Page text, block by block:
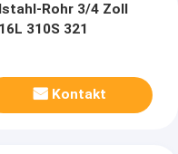
Rohr 3/4 Zoll
310S 321
Kontakt